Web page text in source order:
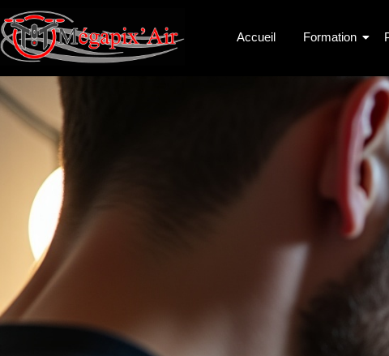
Accueil Formation